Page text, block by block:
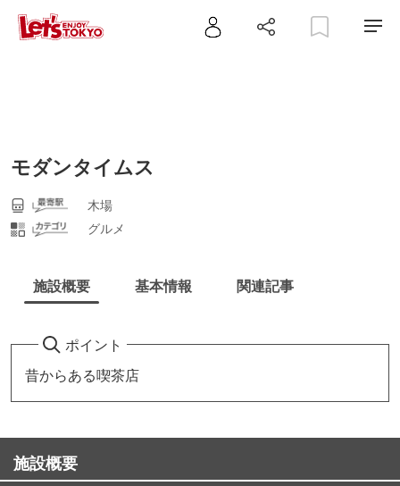
モダンタイムス
木場
グルメ
施設概要 基本情報 関連記事
ポイント
昔からある喫茶店
施設概要